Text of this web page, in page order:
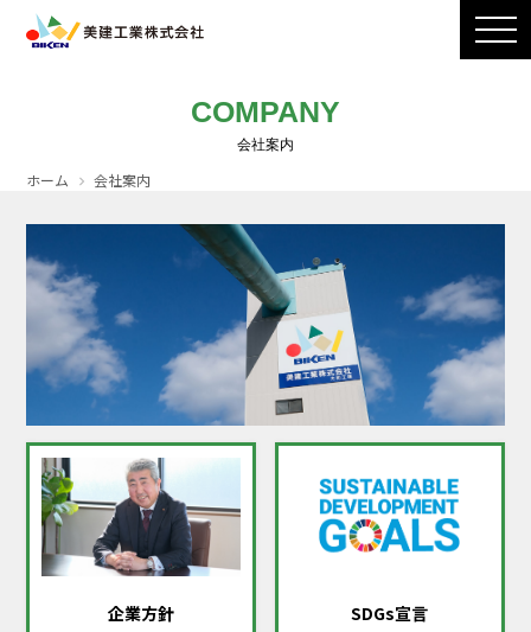
製品ラインナップ
CADダウンロード
COMPANY
ホーム 会社案内
企業方針 SDGs宣言